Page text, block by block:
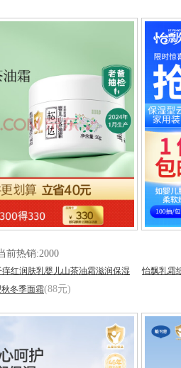
前热销:2000
红润肤乳婴儿山茶油霜滋润保湿
秋冬季面霜(88元)
怡飘乳霜